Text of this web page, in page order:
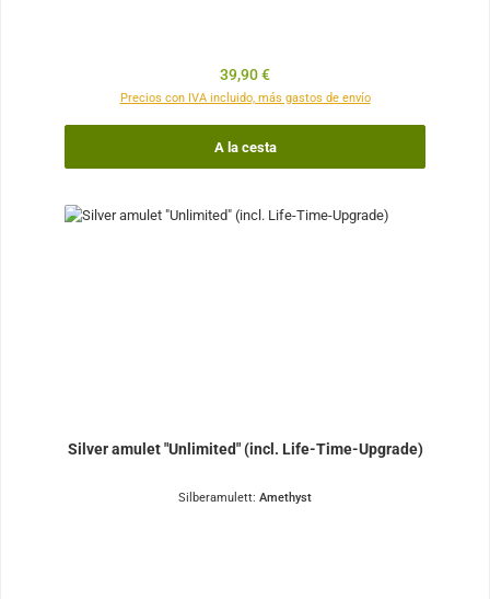
Precio normal:
39,90 €
Precios con IVA incluido, más gastos de envío
A la cesta
Silver amulet "Unlimited" (incl. Life-Time-Upgrade)
Silberamulett: Amethyst